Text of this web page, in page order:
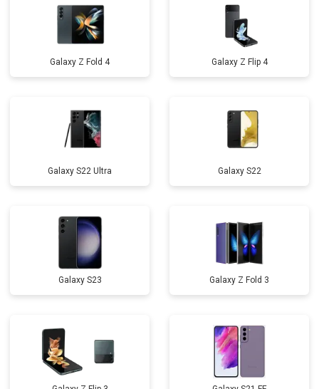
Galaxy Z Fold 4 Galaxy Z Flip 4
Galaxy S22 Ultra Galaxy S22
Galaxy S23 Galaxy Z Fold 3